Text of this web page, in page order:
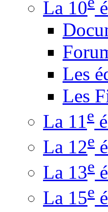
La 10
Les
Les
La 11e
La 12e
La 13e
La 15e